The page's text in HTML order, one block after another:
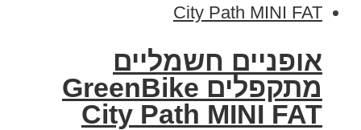
אופניים חשמליים
‏מתקפלים GreenBike
City Path MINI FAT